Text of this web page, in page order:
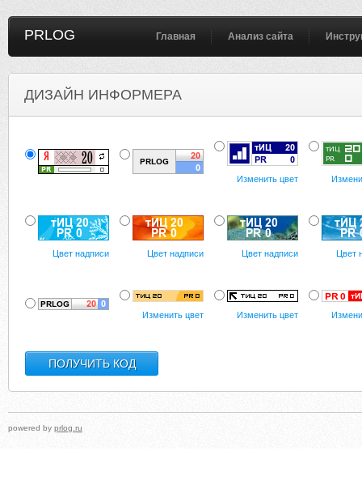
PRLOG Главная Анализ сайта
ДИЗАЙН ИНФОРМЕРА
Изменить цвет
Цвет надписи Цвет надписи Цвет надписи Цвет
Изменить цвет Изменить цвет
powered by prlog.ru